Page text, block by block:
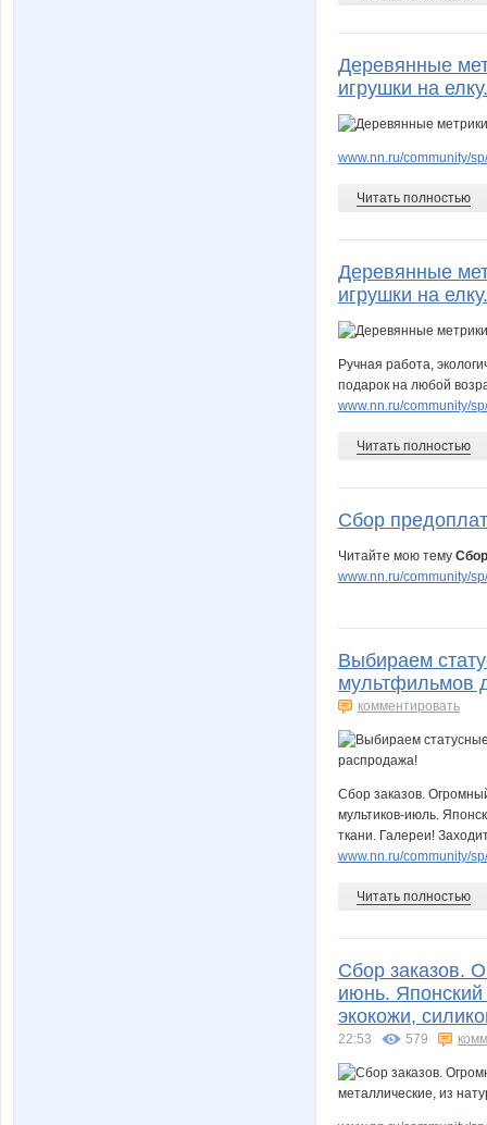
Деревянные
игрушки на
www.nn.ru/community/
Читать полностью
Деревянные
игрушки на елку.
Ручная работа,
подарок на любой
www.nn.ru/community/
Читать полностью
Сбор
Читайте мою тему
www.nn.ru/community/
Выбираем
мультфильмов
комментировать
Сбор заказов.
мультиков-июль.
ткани. Галереи!
www.nn.ru/community/
Читать полностью
Сбор заказов.
июнь.
экокожи,
22:53 579